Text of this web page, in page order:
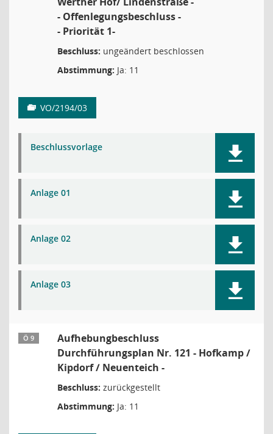
- Offenlegungsbeschluss -
- Priorität 1-
Beschluss: ungeändert beschlossen
Abstimmung: Ja: 11
VO/2194/03
Beschlussvorlage
Anlage 01
Anlage 02
Anlage 03
Ö 9
Aufhebungbeschluss
Durchführungsplan Nr. 121 - Hofkamp /
Kipdorf / Neuenteich -
Beschluss: zurückgestellt
Abstimmung: Ja: 11